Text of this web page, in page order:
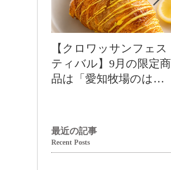
【クロワッサンフェス
ティバル】9月の限定商
品は「愛知牧場のはち
最近の記事
Recent Posts